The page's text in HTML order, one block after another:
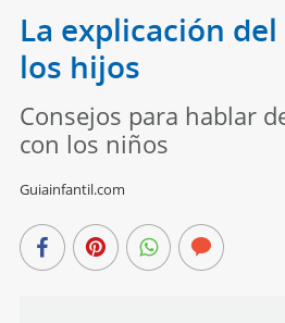
La explicación
los hijos
Consejos para hablar
con los niños
Guiainfantil.com